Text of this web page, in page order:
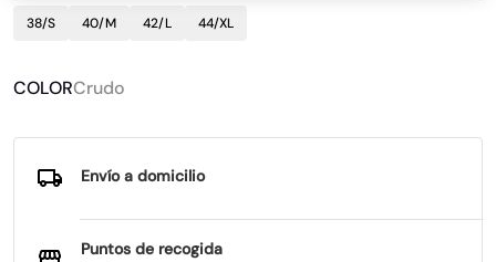
38/S 40/M 42/L 44/XL
COLORCrudo
Envío a domicilio
Puntos de recogida